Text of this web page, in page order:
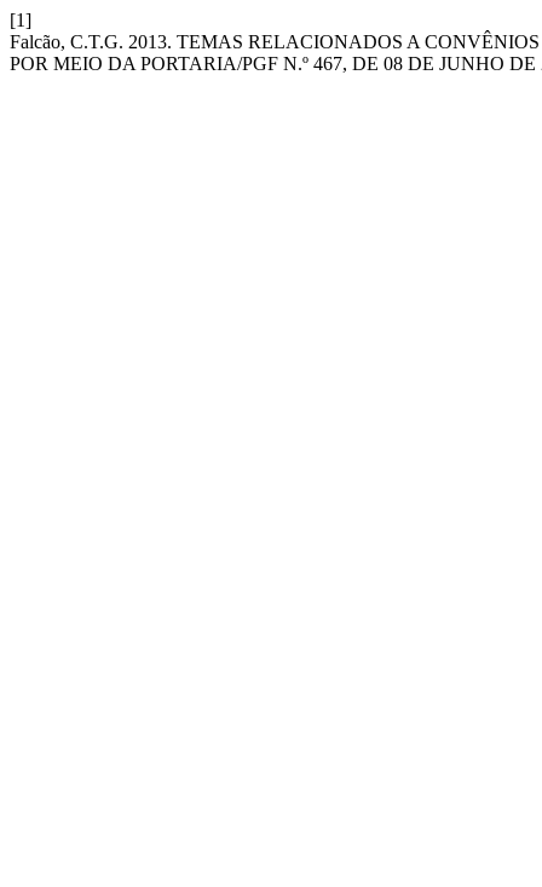
[1]
Falcão, C.T.G. 2013. TEMAS RELACIONADOS A
POR MEIO DA PORTARIA/PGF N.º 467, DE 08 DE JUNHO DE